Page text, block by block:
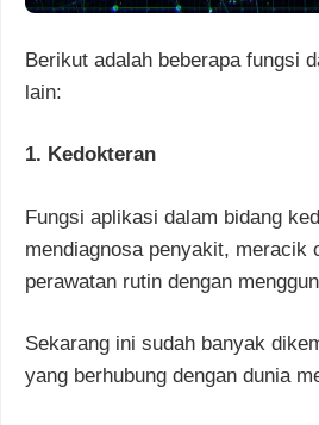
Berikut adalah beberapa fungsi
lain:
1. Kedokteran
Fungsi aplikasi dalam bidang
mendiagnosa penyakit, meracik
perawatan rutin dengan
Sekarang ini sudah banyak
yang berhubung dengan dunia